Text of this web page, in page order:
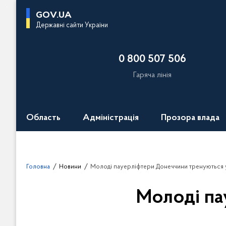
GOV.UA
Державні сайти України
0 800 507 506
Гаряча лінія
Область Адміністрація Прозора влада
Головна Новини Молоді пауерліфтери Донеччини тренуються
Молоді